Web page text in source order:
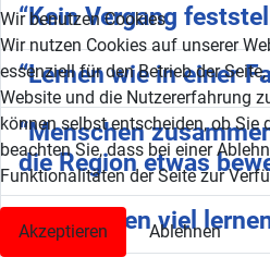
“Kein Vergang
“Lernen wie in einer
“Menschen
die Region etwas
“Sie werden viel
Wir benutzen Cookies
Wir nutzen Cookies auf unserer
essenziell für den Betrieb der
Website und die Nutzererfahrung
können selbst entscheiden, ob
beachten Sie, dass bei einer
Funktionalitäten der Seite zur
Akzeptieren
Ablehnen